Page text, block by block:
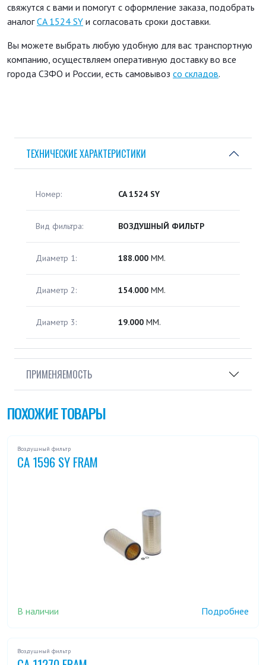
свяжутся с вами и помогут с оформление заказа, подобрать
аналогCA 1524 SY и согласовать сроки доставки.
Вы можете выбрать любую удобную для вас транспортную
компанию, осуществляем оперативную доставку во все
города СЗФО и России, есть самовывоз со складов.
ТЕХНИЧЕСКИЕ ХАРАКТЕРИСТИКИ
Номер: CA 1524 SY
Вид фильтра: ВОЗДУШНЫЙ ФИЛЬТР
Диаметр 1: 188.000 ММ.
Диаметр 2: 154.000 ММ.
Диаметр 3: 19.000 ММ.
ПРИМЕНЯЕМОСТЬ
ПОХОЖИЕ ТОВАРЫ
Воздушный фильтр
CA 1596 SY FRAM
В наличии Подробнее
Воздушный фильтр